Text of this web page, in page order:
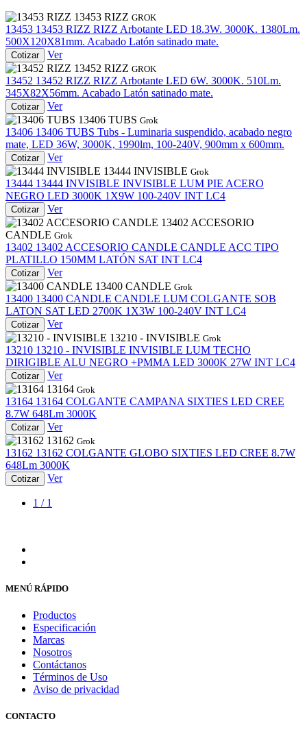
13453 RIZZ GROK
13453 13453 RIZZ RIZZ Arbotante LED 18.3W. 3000K. 1380Lm.
500X120X81mm. Acabado Latón satinado mate.
Cotizar
Ver
13452 RIZZ GROK
13452 13452 RIZZ RIZZ Arbotante LED 6W. 3000K. 510Lm.
345X82X56mm. Acabado Latón satinado mate.
Cotizar
Ver
13406 TUBS Grok
13406 13406 TUBS Tubs - Luminaria suspendido, acabado negro
mate, LED 36W, 3000K, 1990lm, 100-240V, 900mm x 600mm.
Cotizar
Ver
13444 INVISIBLE Grok
13444 13444 INVISIBLE INVISIBLE LUM PIE ACERO
NEGRO LED 3000K 1X9W 100-240V INT LC4
Cotizar
Ver
13402 ACCESORIO
CANDLE Grok
13402 13402 ACCESORIO CANDLE CANDLE ACC TIPO
PLATILLO 150MM LATÓN SAT INT LC4
Cotizar
Ver
13400 CANDLE Grok
13400 13400 CANDLE CANDLE LUM COLGANTE SOB
LATON SAT LED 2700K 1X3W 100-240V INT LC4
Cotizar
Ver
13210 - INVISIBLE Grok
13210 13210 - INVISIBLE INVISIBLE LUM TECHO
DIRIGIBLE ALU NEGRO +PMMA LED 3000K 27W INT LC4
Cotizar
Ver
13164 Grok
13164 13164 COLGANTE CAMPANA SIXTIES LED CREE
8.7W 648Lm 3000K
Cotizar
Ver
13162 Grok
13162 13162 COLGANTE GLOBO SIXTIES LED CREE 8.7W
648Lm 3000K
Cotizar Ver
1 / 1
MENÚ RÁPIDO
Productos
Especificación
Marcas
Nosotros
Contáctanos
Términos de Uso
Aviso de privacidad
CONTACTO